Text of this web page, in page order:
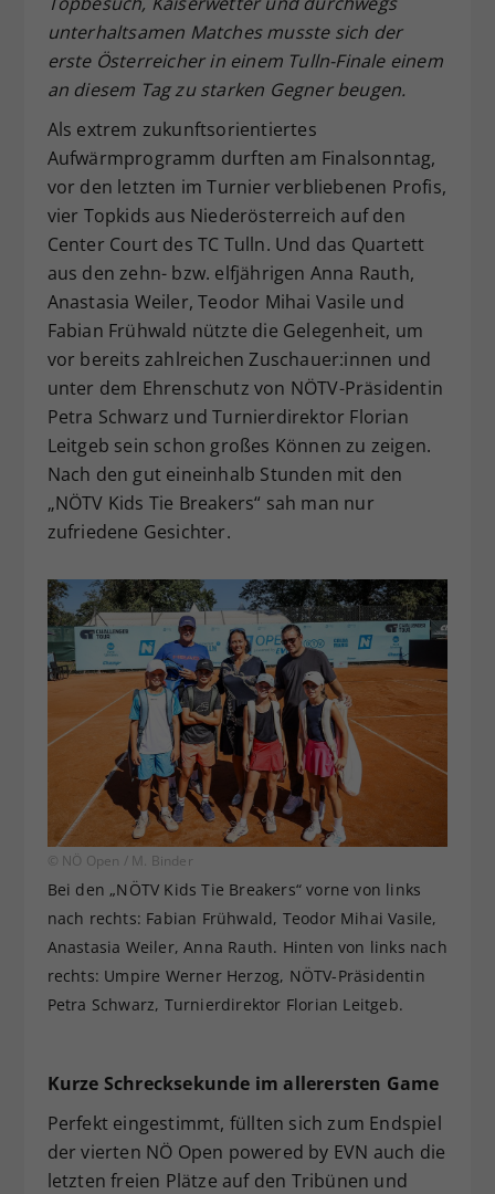
unterhaltsamen Matches musste sich der
erste Österreicher in einem Tulln-Finale einem
an diesem Tag zu starken Gegner beugen.
Als extrem zukunftsorientiertes
Aufwärmprogramm durften am Finalsonntag,
vor den letzten im Turnier verbliebenen Profis,
vier Topkids aus Niederösterreich auf den
Center Court des TC Tulln. Und das Quartett
aus den zehn- bzw. elfjährigen Anna Rauth,
Anastasia Weiler, Teodor Mihai Vasile und
Fabian Frühwald nützte die Gelegenheit, um
vor bereits zahlreichen Zuschauer:innen und
unter dem Ehrenschutz von NÖTV-Präsidentin
Petra Schwarz und Turnierdirektor Florian
Leitgeb sein schon großes Können zu zeigen.
Nach den gut eineinhalb Stunden mit den
„NÖTV Kids Tie Breakers“ sah man nur
zufriedene Gesichter.
© NÖ Open / M. Binder
Bei den „NÖTV Kids Tie Breakers“ vorne von links
nach rechts: Fabian Frühwald, Teodor Mihai Vasile,
Anastasia Weiler, Anna Rauth. Hinten von links nach
rechts: Umpire Werner Herzog, NÖTV-Präsidentin
Petra Schwarz, Turnierdirektor Florian Leitgeb.
Kurze Schrecksekunde im allerersten Game
Perfekt eingestimmt, füllten sich zum Endspiel
der vierten NÖ Open powered by EVN auch die
letzten freien Plätze auf den Tribünen und
Zweck
Dieser Wert speichert Ihre Consent-
Einstellungen. Unter anderem eine
historische Speicherung Ihrer
vorgenommen Einstellungen, falls der
Webseiten-Betreiber dies eingestellt
hat.